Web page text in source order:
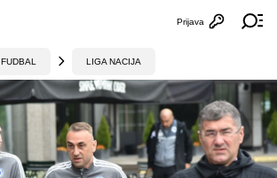
Otvori
Prijava
FUDBAL LIGA NACIJA